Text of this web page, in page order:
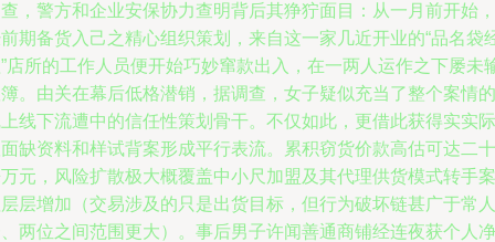
，警方和企业安保协力查明背后其狰狞面目：从一月前开始，
期备货入己之精心组织策划，来自这一家几近开业的“品名袋
店所的工作人员便开始巧妙窜款出入，在一两人运作之下屡未
。由关在幕后低格潜销，据调查，女子疑似充当了整个案情的
线下流遭中的信任性策划骨干。不仅如此，更借此获得实实际
缺资料和样试背案形成平行表流。累积窃货价款高估可达二十
元，风险扩散极大概覆盖中小尺加盟及其代理供货模式转手案
层增加（交易涉及的只是出货目标，但行为破坏链甚广于常人
两位之间范围更大）。事后男子许闻善通商铺经连夜获个人净